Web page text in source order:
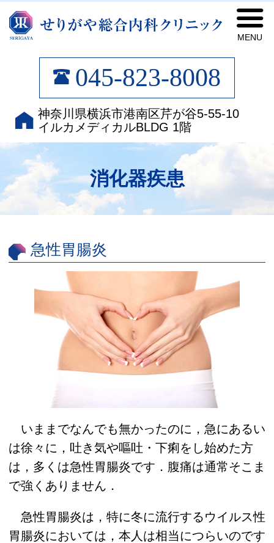
045-823-8008
神奈川県横浜市港南区芹が谷5-55-10
イルカメディカルBLDG 1階
消化器疾患
急性胃腸炎
いままでなんでも無かったのに，急にあるい
は徐々に，吐き気や嘔吐・下痢をし始めた方
は，多くは急性胃腸炎です．腹痛は通常そこま
で強くありません．
急性胃腸炎は，特に冬に流行するウイルス性
胃腸炎においては，本人は相当につらいのです